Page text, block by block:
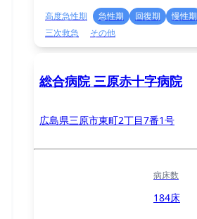
高度急性期 急性期 回復期 慢性期
三次救急
その他
総合病院 三原赤十字病院
広島県三原市東町2丁目7番1号
病床数
184床